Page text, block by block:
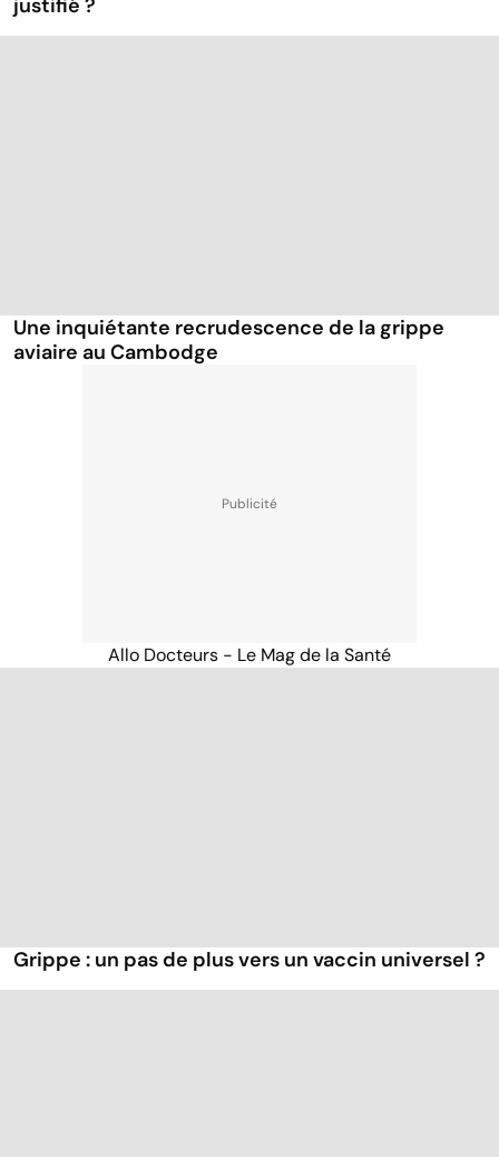
justifié ?
Une inquiétante recrudescence de la grippe
aviaire au Cambodge
Allo Docteurs - Le Mag de la Santé
Grippe : un pas de plus vers un vaccin universel ?